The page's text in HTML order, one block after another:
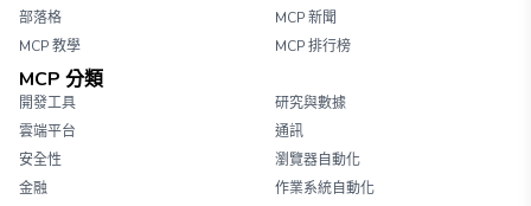
部落格
MCP 新聞
MCP 教學
MCP 排行榜
MCP 分類
開發工具
研究與數據
雲端平台
通訊
安全性
瀏覽器自動化
金融
作業系統自動化